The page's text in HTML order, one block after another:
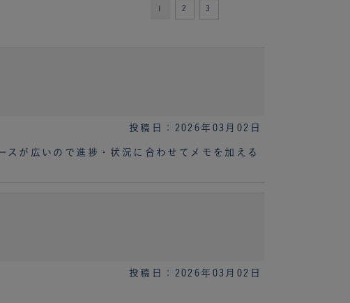
2 3
投稿日：2026年03月02日
が広いので進捗・状況に合わせてメモを加える
投稿日：2026年03月02日